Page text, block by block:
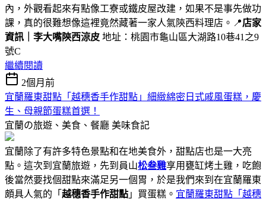
內，外觀看起來有點像工寮或鐵皮屋改建，如果不是事先做功
課，真的很難想像這裡竟然藏著一家人氣陝西料理店。📍店家
資訊｜李大嘴陝西涼皮 地址：桃園市龜山區大湖路10巷41之9
號C
繼續閱讀
2個月前
宜蘭羅東甜點「越穗香手作甜點」細緻綿密日式戚風蛋糕，慶
生、母親節蛋糕首選！
宜蘭の旅遊、美食、餐廳 美味食記
宜蘭除了有許多特色景點和在地美食外，甜點店也是一大亮
點。這次到宜蘭旅遊，先到員山松叁雞享用甕缸烤土雞，吃飽
後當然要找個甜點來滿足另一個胃，於是我們來到在宜蘭羅東
頗具人氣的「 越穗香手作甜點 」買蛋糕。 宜蘭羅東甜點「越穗